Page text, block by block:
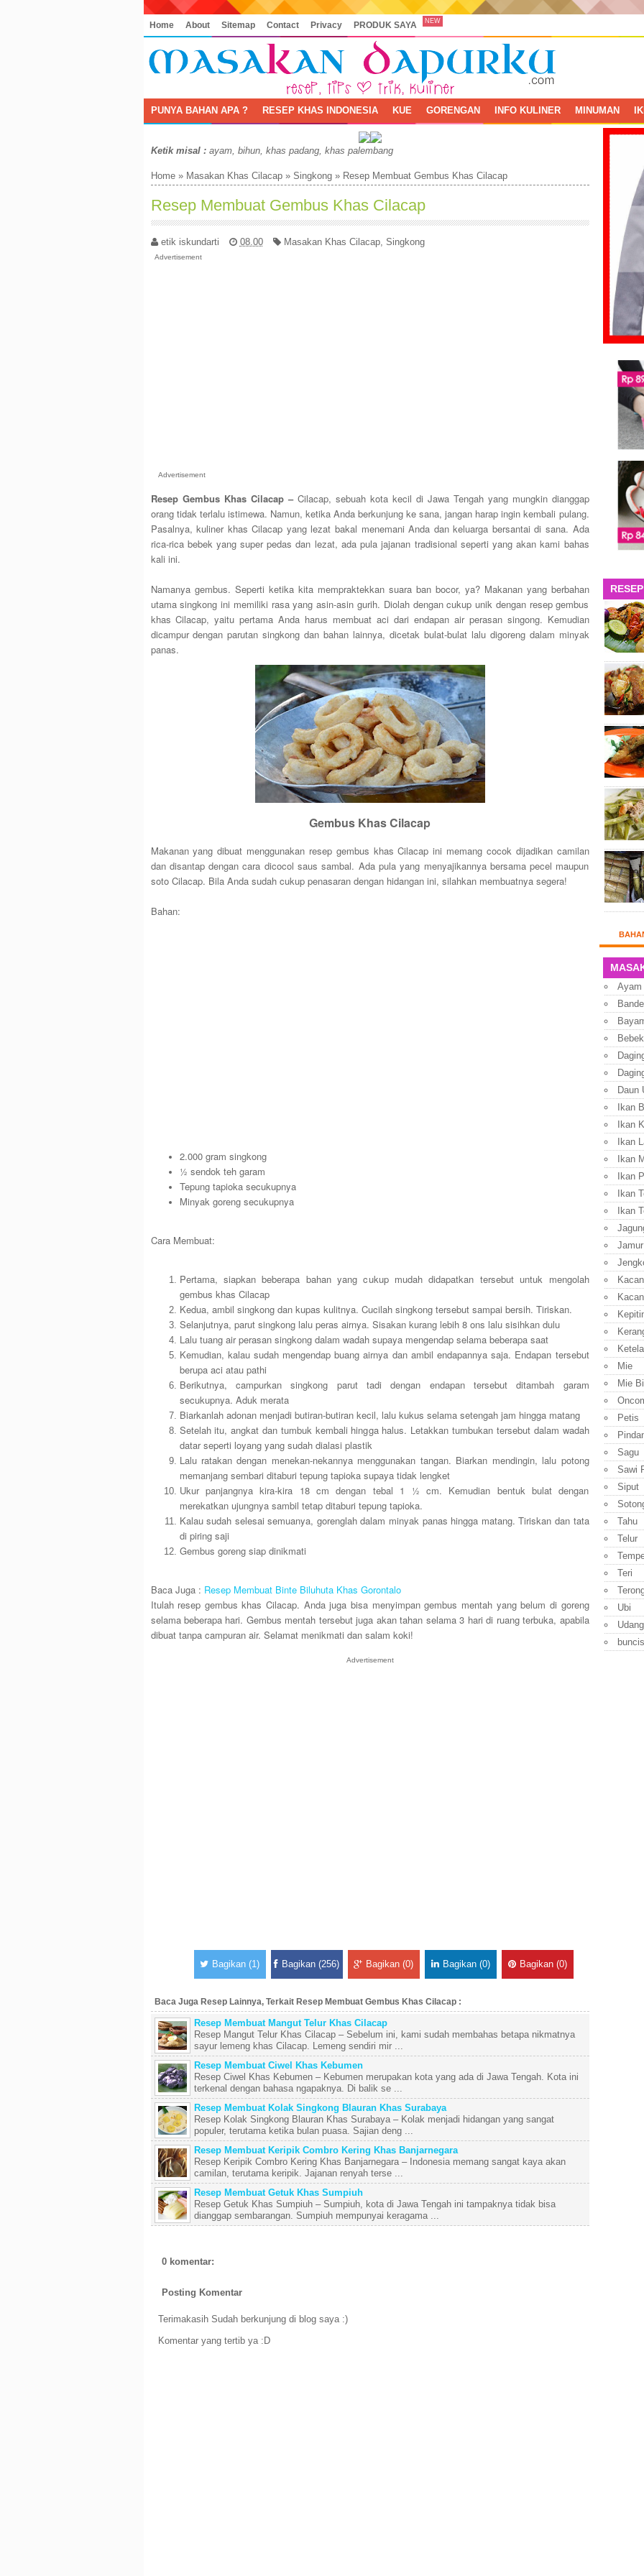
Home About Sitemap Contact Privacy PRODUK SAYA NEW
PUNYA BAHAN APA ? RESEP KHAS INDONESIA KUE GORENGAN INFO KULINER MINUMAN
Ketik misal :ayam, bihun, khas padang, khas palembang
Home» Masakan Khas Cilacap» Singkong» Resep Membuat Gembus Khas Cilacap
Resep Membuat Gembus Khas Cilacap
etik iskundarti 08.00 Masakan Khas Cilacap, Singkong
Advertisement
Advertisement
Resep Gembus Khas Cilacap –Cilacap, sebuah kota kecil di Jawa Tengah yang mungkin dianggap
orang tidak terlalu istimewa. Namun, ketika Anda berkunjung ke sana, jangan harap ingin kembali pulang.
Pasalnya, kuliner khas Cilacap yang lezat bakal menemani Anda dan keluarga bersantai di sana. Ada
rica-rica bebek yang super pedas dan lezat, ada pula jajanan tradisional seperti yang akan kami bahas
kali ini.
Namanya gembus. Seperti ketika kita mempraktekkan suara ban bocor, ya? Makanan yang berbahan
utama singkong ini memiliki rasa yang asin-asin gurih. Diolah dengan cukup unik dengan resep gembus
khas Cilacap, yaitu pertama Anda harus membuat aci dari endapan air perasan singong. Kemudian
dicampur dengan parutan singkong dan bahan lainnya, dicetak bulat-bulat lalu digoreng dalam minyak
panas.
Gembus Khas Cilacap
Makanan yang dibuat menggunakan resep gembus khas Cilacap ini memang cocok dijadikan camilan
dan disantap dengan cara dicocol saus sambal. Ada pula yang menyajikannya bersama pecel maupun
soto Cilacap. Bila Anda sudah cukup penasaran dengan hidangan ini, silahkan membuatnya segera!
Bahan:
2.000 gram singkong
½ sendok teh garam
Tepung tapioka secukupnya
Minyak goreng secukupnya
Cara Membuat:
Pertama, siapkan beberapa bahan yang cukup mudah didapatkan tersebut untuk mengolah
gembus khas Cilacap
Kedua, ambil singkong dan kupas kulitnya. Cucilah singkong tersebut sampai bersih. Tiriskan.
Selanjutnya, parut singkong lalu peras airnya. Sisakan kurang lebih 8 ons lalu sisihkan dulu
Lalu tuang air perasan singkong dalam wadah supaya mengendap selama beberapa saat
Kemudian, kalau sudah mengendap buang airnya dan ambil endapannya saja. Endapan tersebut
berupa aci atau pathi
Berikutnya, campurkan singkong parut tadi dengan endapan tersebut ditambah garam
secukupnya. Aduk merata
Biarkanlah adonan menjadi butiran-butiran kecil, lalu kukus selama setengah jam hingga matang
Setelah itu, angkat dan tumbuk kembali hingga halus. Letakkan tumbukan tersebut dalam wadah
datar seperti loyang yang sudah dialasi plastik
Lalu ratakan dengan menekan-nekannya menggunakan tangan. Biarkan mendingin, lalu potong
memanjang sembari ditaburi tepung tapioka supaya tidak lengket
Ukur panjangnya kira-kira 18 cm dengan tebal 1 ½ cm. Kemudian bentuk bulat dengan
merekatkan ujungnya sambil tetap ditaburi tepung tapioka.
Kalau sudah selesai semuanya, gorenglah dalam minyak panas hingga matang. Tiriskan dan tata
di piring saji
Gembus goreng siap dinikmati
Baca Juga : Resep Membuat Binte Biluhuta Khas Gorontalo
Itulah resep gembus khas Cilacap. Anda juga bisa menyimpan gembus mentah yang belum di goreng
selama beberapa hari. Gembus mentah tersebut juga akan tahan selama 3 hari di ruang terbuka, apabila
dibuat tanpa campuran air. Selamat menikmati dan salam koki!
Advertisement
Bagikan (1) Bagikan (256) Bagikan (0) Bagikan (0) Bagikan (0)
Baca Juga Resep Lainnya, Terkait Resep Membuat Gembus Khas Cilacap :
Resep Membuat Mangut Telur Khas Cilacap
Resep Mangut Telur Khas Cilacap – Sebelum ini, kami sudah membahas betapa nikmatnya
sayur lemeng khas Cilacap. Lemeng sendiri mir ...
Resep Membuat Ciwel Khas Kebumen
Resep Ciwel Khas Kebumen – Kebumen merupakan kota yang ada di Jawa Tengah. Kota ini
terkenal dengan bahasa ngapaknya. Di balik se ...
Resep Membuat Kolak Singkong Blauran Khas Surabaya
Resep Kolak Singkong Blauran Khas Surabaya – Kolak menjadi hidangan yang sangat
populer, terutama ketika bulan puasa. Sajian deng ...
Resep Membuat Keripik Combro Kering Khas Banjarnegara
Resep Keripik Combro Kering Khas Banjarnegara – Indonesia memang sangat kaya akan
camilan, terutama keripik. Jajanan renyah terse ...
Resep Membuat Getuk Khas Sumpiuh
Resep Getuk Khas Sumpiuh – Sumpiuh, kota di Jawa Tengah ini tampaknya tidak bisa
dianggap sembarangan. Sumpiuh mempunyai keragama ...
0 komentar:
Posting Komentar
Terimakasih Sudah berkunjung di blog saya :)
Komentar yang tertib ya :D
Ayam
Bebek
Daun
Ikan
Ikan
Ikan
Ikan
Ikan
Ikan
Ikan
Jamur
Ketela
Mie
Mie
Petis
Sagu
Sawi
Siput
Tahu
Telur
Teri
Ubi
Udang
buncis